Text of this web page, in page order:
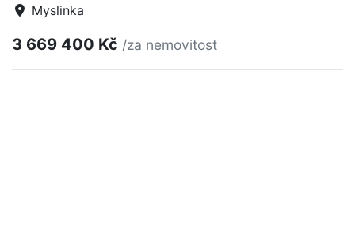
Myslinka
3 669 400 Kč /za nemovitost